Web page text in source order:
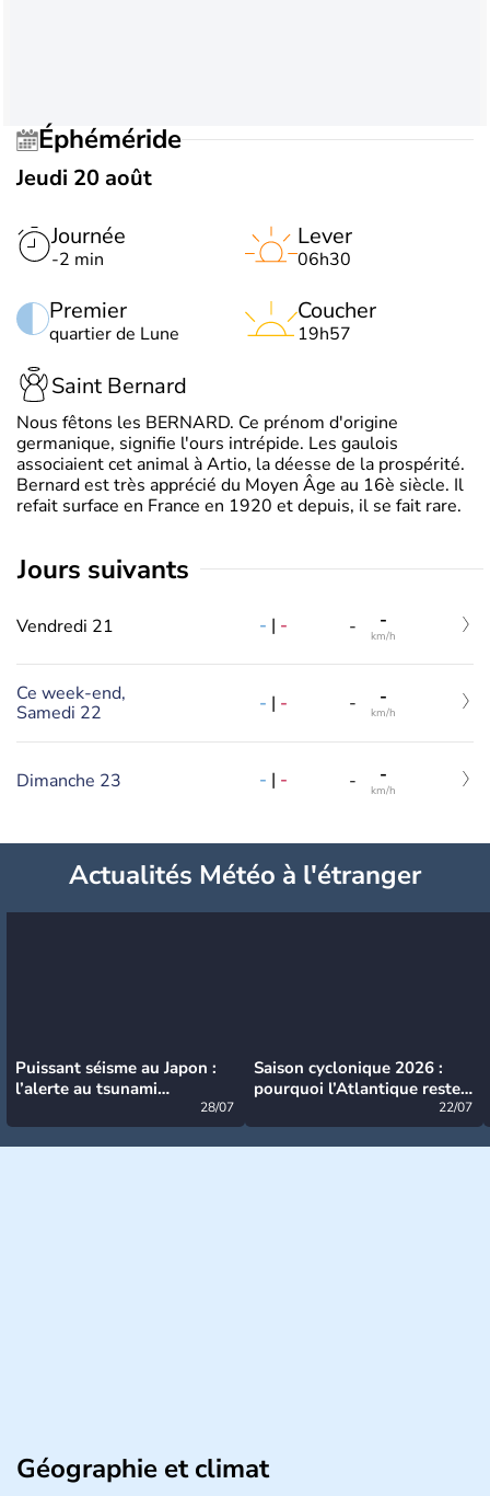
Éphéméride
Jeudi 20 août
Journée
-2 min
Premier
quartier de Lune
Lever
06h30
Coucher
19h57
Saint Bernard
Nous fêtons les BERNARD. Ce prénom d'origine
germanique, signifie l'ours intrépide. Les gaulois
associaient cet animal à Artio, la déesse de la prospérité.
Bernard est très apprécié du Moyen Âge au 16è siècle. Il
refait surface en France en 1920 et depuis, il se fait rare.
jours suivants
Vendredi 21 - | - - -
km/h
Ce week-end,
Samedi 22
- | - - -
km/h
Dimanche 23 - | - - -
km/h
Actualités Météo à l'étranger
Puissant séisme au Japon :
l’alerte au tsunami
28/07
Saison cyclonique 2026 :
pourquoi l’Atlantique reste
22/07
Géographie et climat